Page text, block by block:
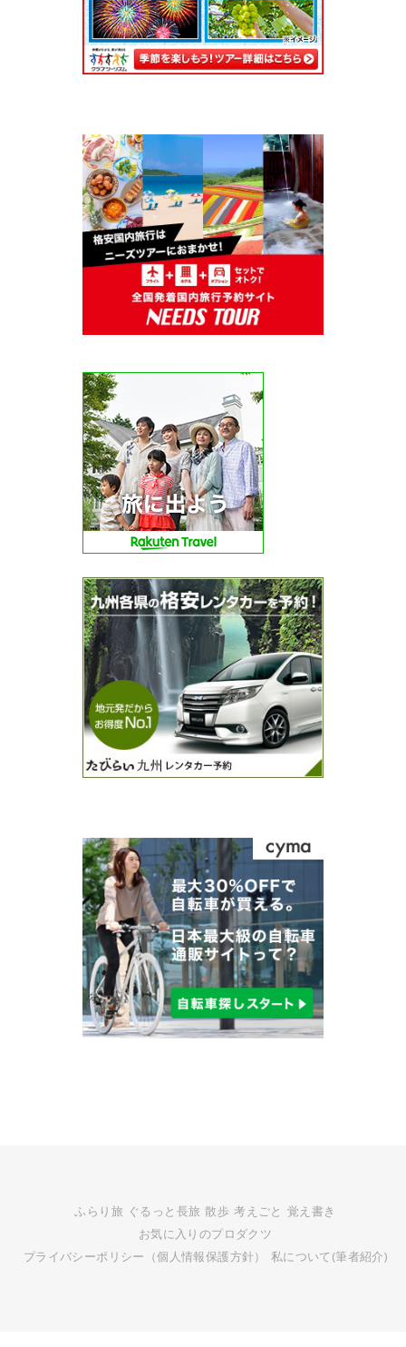
ふらり旅 ぐるっと長旅 散歩 考えごと 覚え書き
お気に入りのプロダクツ
プライバシーポリシー（個人情報保護方針）
私について(筆者紹介)